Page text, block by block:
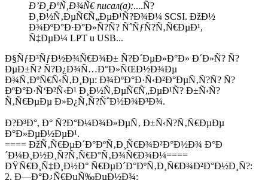
Ð’Ð¸ÐºÑ‚Ð¾Ñ€ писал(а):....Ñ?
Ð¸Ð½Ñ‚ÐµÑ€Ñ„ÐµÐ¹Ñ?Ð¾Ð¼ SCSI. ÐžÐ½
Ð¾ÐºÐ°Ð·Ð°Ð»Ñ?Ñ? ÑˆÑƒÑ?Ñ‚Ñ€ÐµÐ¹,
Ñ‡ÐµÐ¼ LPT u USB...
Ð§ÑƒÐ³ÑƒÐ½Ð¾Ñ€Ð¾Ð± Ñ?Ð´ÐµÐ»Ð°Ð» Ð´Ð»Ñ? Ñ?
ÐµÐ±Ñ? Ñ?Ð¿Ð¾Ñ…Ð°Ð»ÑŒÐ½Ð¾Ðµ
Ð¾Ñ‚ÐºÑ€Ñ‹Ñ‚Ð¸Ðµ: Ð¾ÐºÐ°Ð·Ñ‹Ð²Ð°ÐµÑ‚Ñ?Ñ? Ñ?
ÐºÐ°Ð·Ñ‘Ð²Ñ‹Ð¹ Ð¸Ð½Ñ‚ÐµÑ€Ñ„ÐµÐ¹Ñ? Ð±Ñ‹Ñ?
Ñ‚Ñ€ÐµÐµ Ð»Ð¿Ñ‚Ñ?ÑˆÐ½Ð¾Ð³Ð¾.
Ð?Ð³Ð°, Ð° Ñ?Ð°Ð¼Ð¾Ð»ÐµÑ‚ Ð±Ñ‹Ñ?Ñ‚Ñ€ÐµÐµ
Ð°Ð»ÐµÐ½ÐµÐ¹.
==== ÐžÑ‚Ñ€ÐµÐ´Ð°ÐºÑ‚Ð¸Ñ€Ð¾Ð²Ð°Ð½Ð¾ Ð°Ð
´Ð¼Ð¸Ð½Ð¸Ñ?Ñ‚Ñ€Ð°Ñ‚Ð¾Ñ€Ð¾Ð¼====
ÐŸÑ€Ð¸Ñ‡Ð¸Ð½Ð° Ñ€ÐµÐ´Ð°ÐºÑ‚Ð¸Ñ€Ð¾Ð²Ð°Ð½Ð¸Ñ?:
2. Ð—Ð°Ð¿Ñ€ÐµÑ‰ÐµÐ½Ð¾: